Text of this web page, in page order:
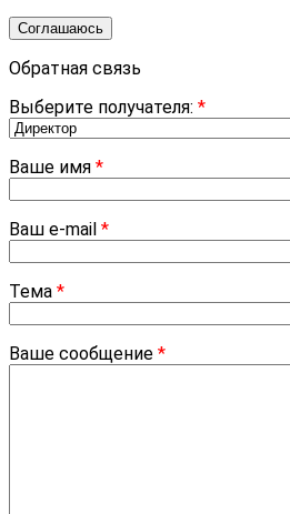
Соглашаюсь
Обратная связь
Выберите получателя: *
Ваше имя *
Ваш e-mail *
Тема *
Ваше сообщение *